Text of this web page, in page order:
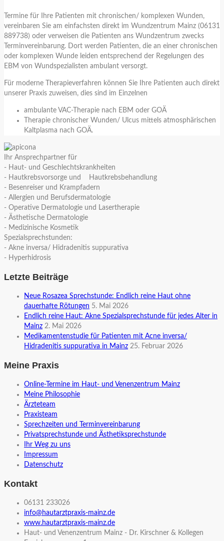
Termine für Ihre Patienten mit chronischen/ komplexen Wunden,
vereinbaren Sie am einfachsten direkt im Wundzentrum Mainz (06131
889738) oder verweisen die Patienten ans Wundzentrum zwecks
Terminvereinbarung. Dort werden Patienten, die an einer chronischen
oder komplexen Wunde leiden entsprechend der Regelungen des
EBM von Wundspezialisten ambulant versorgt.
Für moderne Therapieverfahren können Sie Ihre Patienten auch direkt
unserer Praxis zuweisen, dies sind im Einzelnen
ambulante VAC-Therapie nach EBM oder GOÄ
Therapie chronischer Wunden/ Ulcus mittels atmosphärischen
Kaltplasma nach GOÄ.
Ihr Ansprechpartner für
- Haut- und Geschlechtskrankheiten
- Hautkrebsvorsorge und Hautkrebsbehandlung
- Besenreiser und Krampfadern
- Allergien und Berufsdermatologie
- Operative Dermatologie und Lasertherapie
- Ästhetische Dermatologie
- Medizinische Kosmetik
Spezialsprechstunden:
- Akne inversa/ Hidradenitis suppurativa
- Hyperhidrosis
Letzte Beiträge
Neue Rosazea Sprechstunde: Endlich reine Haut ohne
dauerhafte Rötungen 5. Mai 2026
Endlich reine Haut: Akne Spezialsprechstunde für jedes Alter in
Mainz 2. Mai 2026
Medikamentenstudie für Patienten mit Acne inversa/
Hidradenitis suppurativa in Mainz 25. Februar 2026
Meine Praxis
Online-Termine im Haut- und Venenzentrum Mainz
Meine Philosophie
Ärzteteam
Praxisteam
Sprechzeiten und Terminvereinbarung
Privatsprechstunde und Ästhetiksprechstunde
Ihr Weg zu uns
Impressum
Datenschutz
Kontakt
06131 233026
info@hautarztpraxis-mainz.de
www.hautarztpraxis-mainz.de
Haut- und Venenzentrum Mainz - Dr. Kirschner & Kollegen